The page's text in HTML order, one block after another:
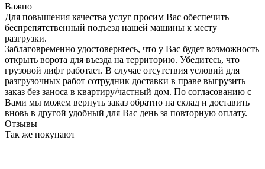
Важно
Для повышения качества услуг просим Вас обеспечить
беспрепятственный подъезд нашей машины к месту
разгрузки.
Заблаговременно удостоверьтесь, что у Вас будет возможность
открыть ворота для въезда на территорию. Убедитесь, что
грузовой лифт работает. В случае отсутствия условий для
разгрузочных работ сотрудник доставки в праве выгрузить
заказ без заноса в квартиру/частный дом. По согласованию с
Вами мы можем вернуть заказ обратно на склад и доставить
вновь в другой удобный для Вас день за повторную оплату.
Отзывы
Так же покупают